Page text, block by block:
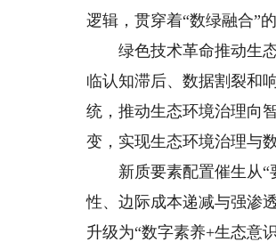
逻辑，贯穿着“数绿融合”
绿色技术革命推动生态
临认知滞后、数据割裂和
统，推动生态环境治理向
变，实现生态环境治理与
新质要素配置催生从“要
性、边际成本递减与强渗
升级为“数字素养+生态意